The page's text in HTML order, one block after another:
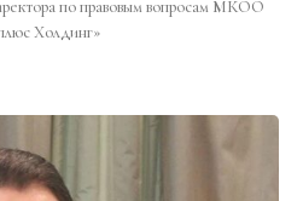
по правовым вопросам МКОО
Холдинг»